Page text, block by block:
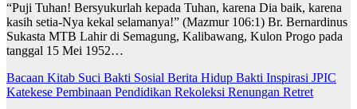
“Puji Tuhan! Bersyukurlah kepada Tuhan, karena Dia baik, karena
kasih setia-Nya kekal selamanya!” (Mazmur 106:1) Br. Bernardinus
Sukasta MTB Lahir di Semagung, Kalibawang, Kulon Progo pada
tanggal 15 Mei 1952…
Bacaan Kitab Suci Bakti Sosial Berita Hidup Bakti Inspirasi JPIC
Katekese Pembinaan Pendidikan Rekoleksi Renungan Retret